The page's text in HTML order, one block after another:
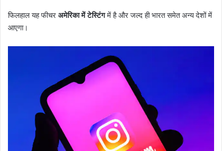
फिलहाल यह फीचर अमेरिका में टेस्टिंगमें है और जल्द ही भारत समेत अन्य देशों में
आएगा।